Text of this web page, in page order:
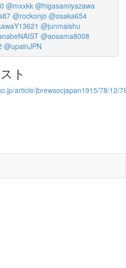
@mxxkk @higasamiyazawa
@rockonjo @osaka654
@junmaishu
@aosama8008
@upainJPN
ト
article/jbrewsocjapan1915/78/12/